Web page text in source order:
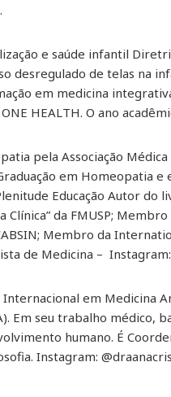
e saúde infantil
desregulado de telas na
em medicina
HEALTH. O ano
pela Associação
em Homeopatia e
Educação Autor do
da FMUSP;
Membro da
de Medicina –
em Medicina
Em seu trabalho médico,
humano. É
Instagram: